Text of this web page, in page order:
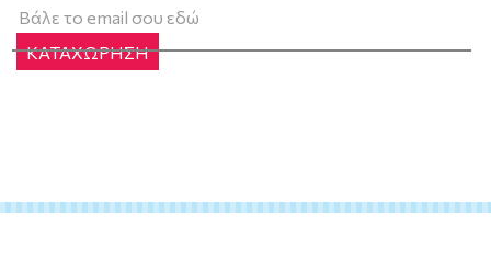
ΚΑΤΑΧΩΡΗΣΗ